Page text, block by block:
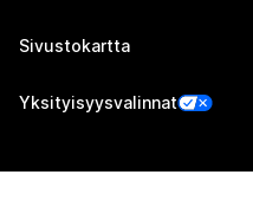
Sivustokartta
Yksityisyysvalinnat